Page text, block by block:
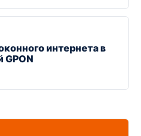
интернета в
GPON